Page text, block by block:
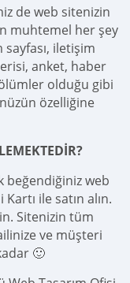
de web sitenizin
muhtemel her şey
sayfası, iletişim
anket, haber
olduğu gibi
özelliğine
beğendiğiniz web
ile satın alın.
Sitenizin tüm
ve müşteri
🙂